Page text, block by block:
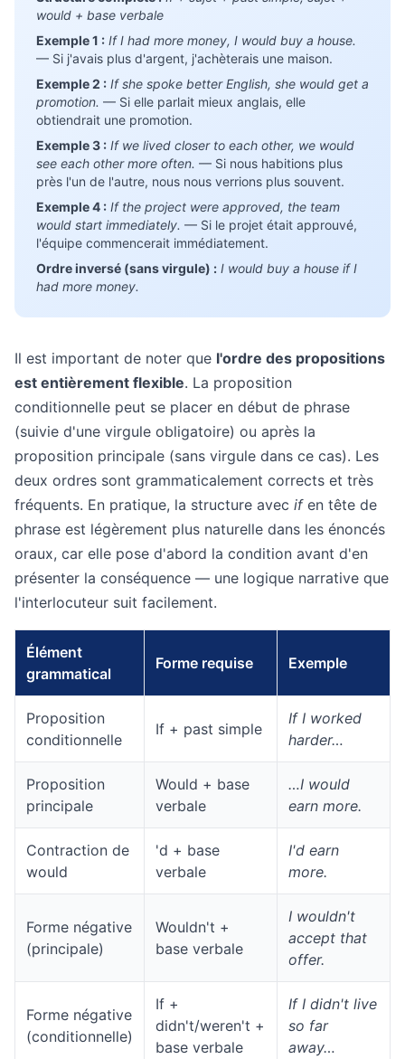
would + base verbale
Exemple 1 : If I had more money, I would buy a house.
— Si j'avais plus d'argent, j'achèterais une maison.
Exemple 2 : If she spoke better English, she would get a
promotion. — Si elle parlait mieux anglais, elle
obtiendrait une promotion.
Exemple 3 : If we lived closer to each other, we would
see each other more often. — Si nous habitions plus
près l'un de l'autre, nous nous verrions plus souvent.
Exemple 4 : If the project were approved, the team
would start immediately. — Si le projet était approuvé,
l'équipe commencerait immédiatement.
Ordre inversé (sans virgule) : I would buy a house if I
had more money.
Il est important de noter que l'ordre des propositions
est entièrement flexible. La proposition
conditionnelle peut se placer en début de phrase
(suivie d'une virgule obligatoire) ou après la
proposition principale (sans virgule dans ce cas). Les
deux ordres sont grammaticalement corrects et très
fréquents. En pratique, la structure avec ifen tête de
phrase est légèrement plus naturelle dans les énoncés
oraux, car elle pose d'abord la condition avant d'en
présenter la conséquence — une logique narrative que
l'interlocuteur suit facilement.
Élément
grammatical
Forme requise Exemple
Proposition
conditionnelle
If + past simple
If I worked
harder…
Proposition
principale
Would + base
verbale
…I would
earn more.
Contraction de
would
'd + base
verbale
I'd earn
more.
Forme négative
(principale)
Wouldn't +
base verbale
I wouldn't
accept that
offer.
Forme négative
(conditionnelle)
If +
didn't/weren't +
base verbale
If I didn't live
so far
away…